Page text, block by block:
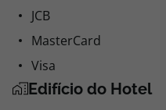
JCB
MasterCard
Visa
Edifício do Hotel